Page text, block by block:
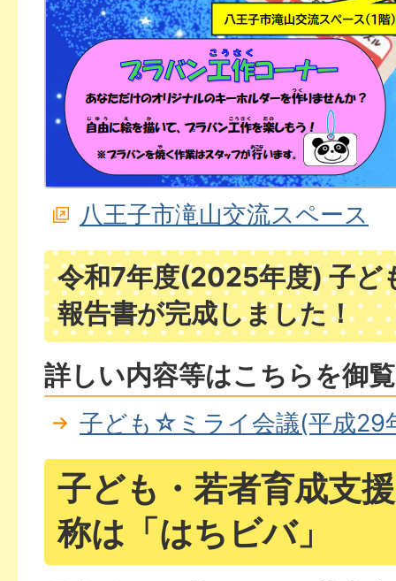
八王子市滝山交流スペース
令和7年度(2025年度) 子
報告書が完成しました！
詳しい内容等はこちらを御
子ども☆ミライ会議(平成29
子ども・若者育成支
称は「はちビバ」